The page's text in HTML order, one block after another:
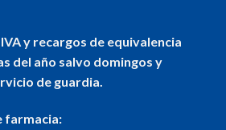
y recargos de equivalencia
del año salvo domingos y
de guardia.
farmacia: